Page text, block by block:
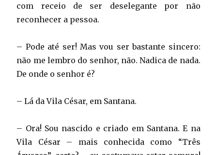
com receio de ser deselegante por não
reconhecer a pessoa.
– Pode até ser! Mas vou ser bastante sincero:
não me lembro do senhor, não. Nadica de nada.
De onde o senhor é?
– Lá da Vila César, em Santana.
– Ora! Sou nascido e criado em Santana. E na
Vila César – mais conhecida como “Três